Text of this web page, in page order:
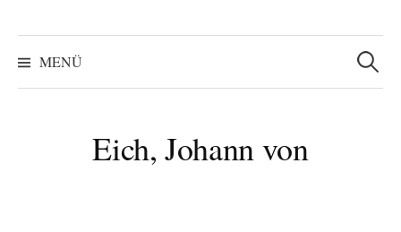
MENÜ
Suchen
nach:
Eich, Johann von